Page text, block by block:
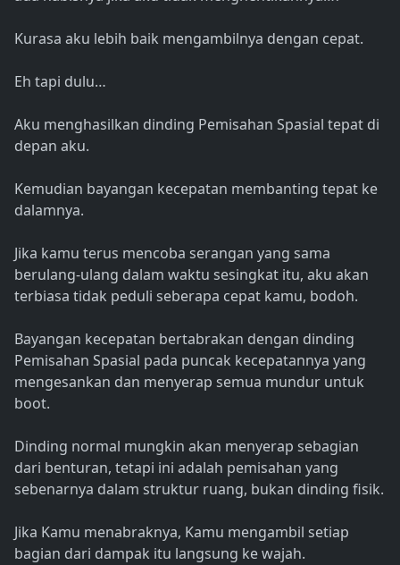
Kurasa aku lebih baik mengambilnya dengan cepat.
Eh tapi dulu…
Aku menghasilkan dinding Pemisahan Spasial tepat di
depan aku.
Kemudian bayangan kecepatan membanting tepat ke
dalamnya.
Jika kamu terus mencoba serangan yang sama
berulang-ulang dalam waktu sesingkat itu, aku akan
terbiasa tidak peduli seberapa cepat kamu, bodoh.
Bayangan kecepatan bertabrakan dengan dinding
Pemisahan Spasial pada puncak kecepatannya yang
mengesankan dan menyerap semua mundur untuk
boot.
Dinding normal mungkin akan menyerap sebagian
dari benturan, tetapi ini adalah pemisahan yang
sebenarnya dalam struktur ruang, bukan dinding fisik.
Jika Kamu menabraknya, Kamu mengambil setiap
bagian dari dampak itu langsung ke wajah.